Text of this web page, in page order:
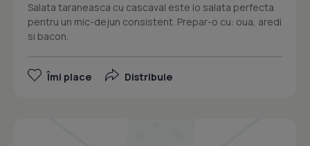
Salata taraneasca cu cascaval este io salata perfecta
pentru un mic-dejun consistent. Prepar-o cu: oua, aredi
si bacon.
Îmi place Distribuie